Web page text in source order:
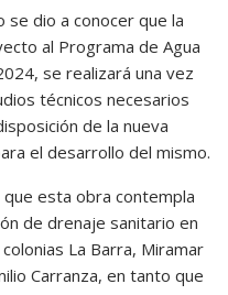
se dio a conocer que la
al Programa de Agua
se realizará una vez
técnicos necesarios
de la nueva
el desarrollo del mismo.
que esta obra contempla
de drenaje sanitario en
La Barra, Miramar
Carranza, en tanto que